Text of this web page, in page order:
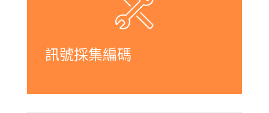
訊號採集編碼